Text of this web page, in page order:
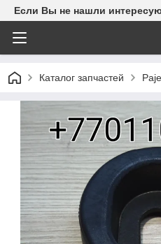
Если Вы не нашли
Каталог запчастей